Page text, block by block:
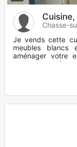
Chasse-
Je vends cette
meubles blancs
aménager votre
Cuisine complèt